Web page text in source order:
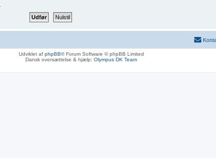
Udviklet af phpBB® Forum Software © phpBB Limited
Dansk oversættelse & hjælp: Olympus DK Team